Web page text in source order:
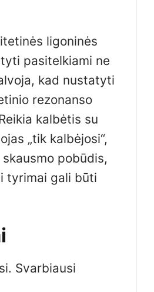
ligoninės
pasitelkiami ne
kad nustatyti
rezonanso
kalbėtis su
„tik kalbėjosi“,
pobūdis,
tyrimai gali būti
Svarbiausi